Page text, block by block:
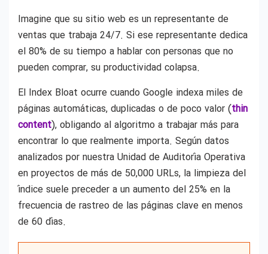
Imagine que su sitio web es un representante de
ventas que trabaja 24/7. Si ese representante dedica
el 80% de su tiempo a hablar con personas que no
pueden comprar, su productividad colapsa.
El Index Bloat ocurre cuando Google indexa miles de
páginas automáticas, duplicadas o de poco valor (thin
content), obligando al algoritmo a trabajar más para
encontrar lo que realmente importa. Según datos
analizados por nuestra Unidad de Auditoría Operativa
en proyectos de más de 50,000 URLs, la limpieza del
índice suele preceder a un aumento del 25% en la
frecuencia de rastreo de las páginas clave en menos
de 60 días.